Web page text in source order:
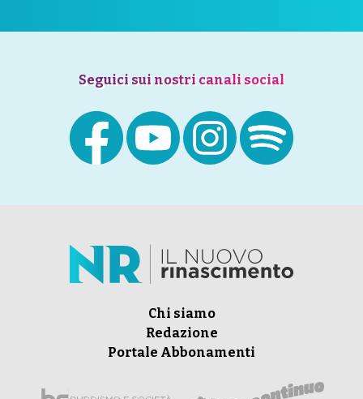
Seguici sui nostri canali social
Chi siamo
Redazione
Portale Abbonamenti